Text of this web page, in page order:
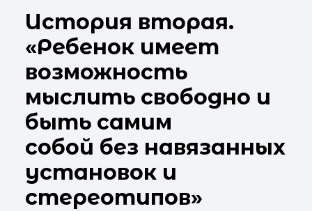
История вторая.
«Ребенок имеет
возможность
мыслить свободно и
быть самим
собой без навязанных
установок и
стереотипов»